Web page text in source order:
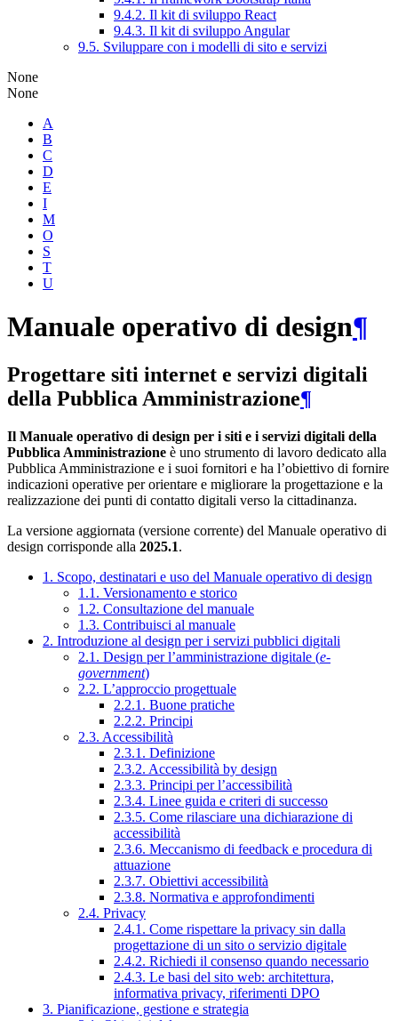
9.4.2. Il kit di sviluppo React
9.4.3. Il kit di sviluppo Angular
9.5. Sviluppare con i modelli di sito e servizi
None
None
A
B
C
D
E
I
M
O
S
T
U
Manuale operativo di design¶
Progettare siti internet e servizi digitali
della Pubblica Amministrazione¶
Il Manuale operativo di design per i siti e i servizi digitali della
Pubblica Amministrazione è uno strumento di lavoro dedicato alla
Pubblica Amministrazione e i suoi fornitori e ha l’obiettivo di fornire
indicazioni operative per orientare e migliorare la progettazione e la
realizzazione dei punti di contatto digitali verso la cittadinanza.
La versione aggiornata (versione corrente) del Manuale operativo di
design corrisponde alla 2025.1.
1. Scopo, destinatari e uso del Manuale operativo di design
1.1. Versionamento e storico
1.2. Consultazione del manuale
1.3. Contribuisci al manuale
2. Introduzione al design per i servizi pubblici digitali
2.1. Design per l’amministrazione digitale (e-
government)
2.2. L’approccio progettuale
2.2.1. Buone pratiche
2.2.2. Principi
2.3. Accessibilità
2.3.1. Definizione
2.3.2. Accessibilità by design
2.3.3. Principi per l’accessibilità
2.3.4. Linee guida e criteri di successo
2.3.5. Come rilasciare una dichiarazione di
accessibilità
2.3.6. Meccanismo di feedback e procedura di
attuazione
2.3.7. Obiettivi accessibilità
2.3.8. Normativa e approfondimenti
2.4. Privacy
2.4.1. Come rispettare la privacy sin dalla
progettazione di un sito o servizio digitale
2.4.2. Richiedi il consenso quando necessario
2.4.3. Le basi del sito web: architettura,
informativa privacy, riferimenti DPO
3. Pianificazione, gestione e strategia